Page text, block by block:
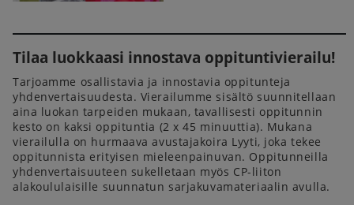
Tilaa luokkaasi innostava oppituntivierailu!
Tarjoamme osallistavia ja innostavia oppitunteja
yhdenvertaisuudesta. Vierailumme sisältö suunnitellaan
aina luokan tarpeiden mukaan, tavallisesti oppitunnin
kesto on kaksi oppituntia (2 x 45 minuuttia). Mukana
vierailulla on hurmaava avustajakoira Lyyti, joka tekee
oppitunnista erityisen mieleenpainuvan. Oppitunneilla
yhdenvertaisuuteen sukelletaan myös CP-liiton
alakoululaisille suunnatun sarjakuvamateriaalin avulla.